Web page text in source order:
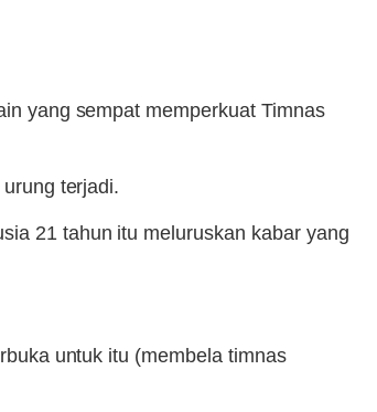
yang sempat memperkuat Timnas
terjadi.
21 tahun itu meluruskan kabar yang
untuk itu (membela timnas